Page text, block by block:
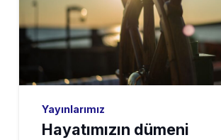
Yayınlarımız
Hayatımızın dümeni